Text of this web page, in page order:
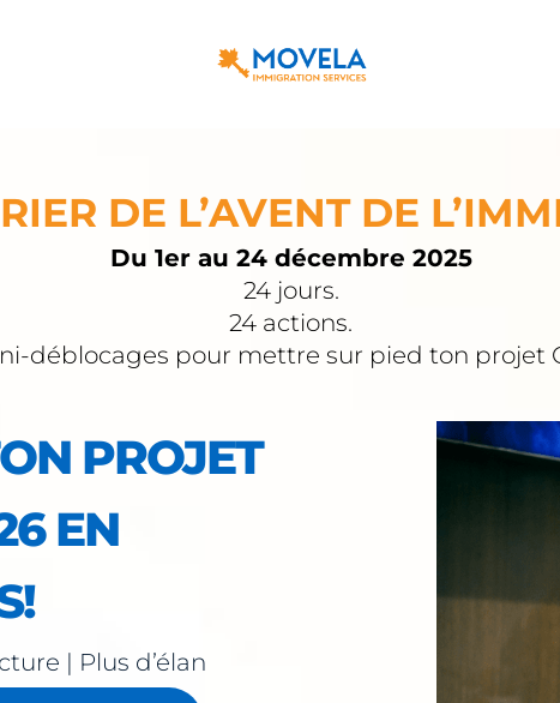
DE L’AVENT DE
Du 1er au 24 décembre 2025
24 jours.
24 actions.
déblocages pour mettre sur pied ton projet
PROJET
EN
| Plus d’élan